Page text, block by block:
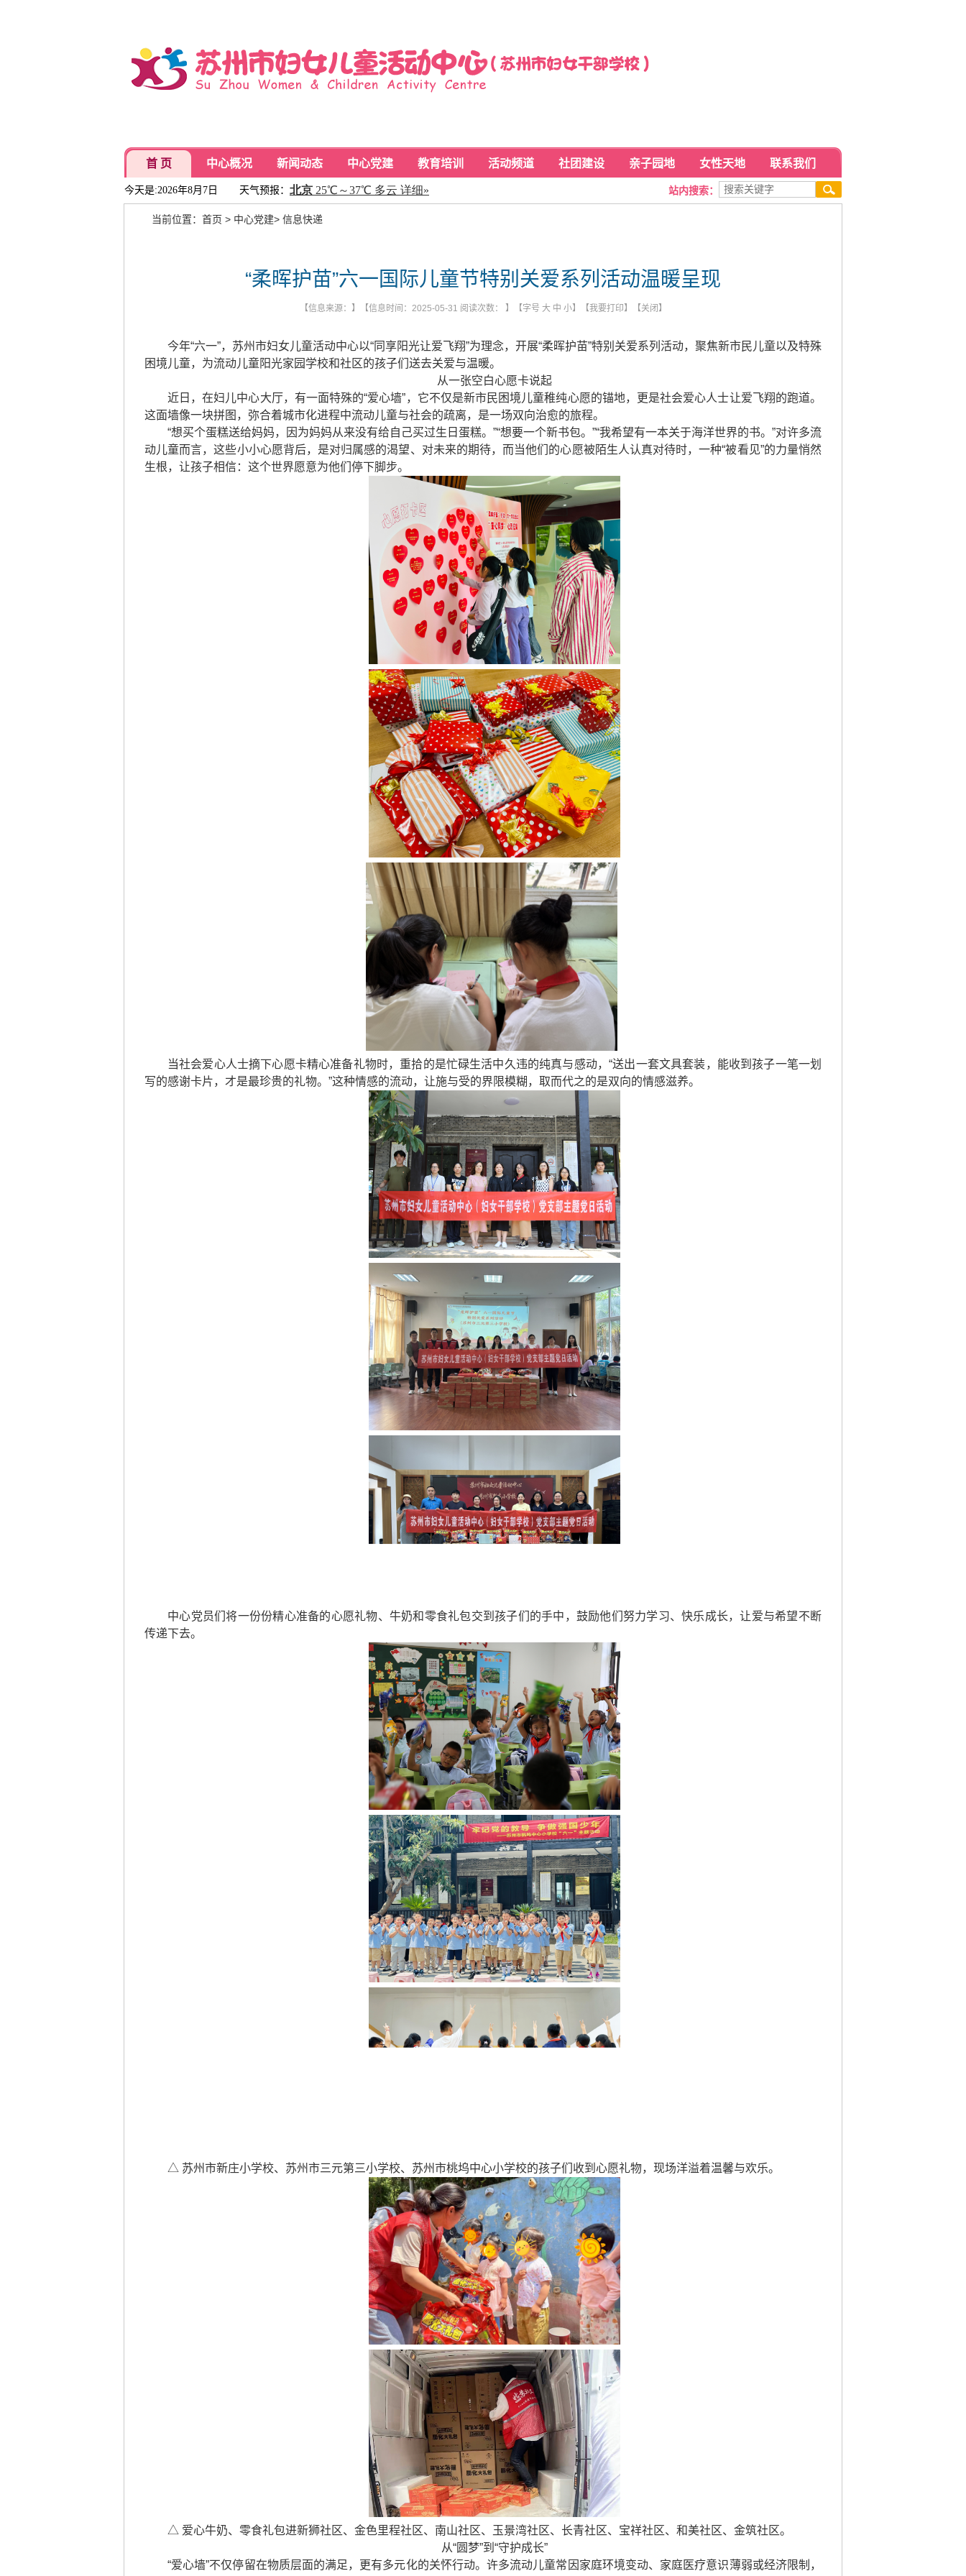
首 页 中心概况 新闻动态 中心党建 教育培训 活动频道 社团建设 亲子园地 女性天地 联系我们
今天是:2026年8月7日 站内搜索：
天气预报：
当前位置： 首页 > 中心党建> 信息快递
“柔晖护苗”六一国际儿童节特别关爱系列活动温暖呈现
【信息来源：】【信息时间：2025-05-31 阅读次数： 】【字号 大 中 小】【我要打印】【关闭 】
今年“六一”，苏州市妇女儿童活动中心以“同享阳光让爱飞翔”为理念，开展“柔晖护苗”特别关爱系列活动，聚焦新市民儿童以及特殊
困境儿童，为流动儿童阳光家园学校和社区的孩子们送去关爱与温暖。
从一张空白心愿卡说起
近日，在妇儿中心大厅，有一面特殊的“爱心墙”，它不仅是新市民困境儿童稚纯心愿的锚地，更是社会爱心人士让爱飞翔的跑道。
这面墙像一块拼图，弥合着城市化进程中流动儿童与社会的疏离，是一场双向治愈的旅程。
“想买个蛋糕送给妈妈，因为妈妈从来没有给自己买过生日蛋糕。”“想要一个新书包。”“我希望有一本关于海洋世界的书。”对许多流
动儿童而言，这些小小心愿背后，是对归属感的渴望、对未来的期待，而当他们的心愿被陌生人认真对待时，一种“被看见”的力量悄然
生根，让孩子相信：这个世界愿意为他们停下脚步。
当社会爱心人士摘下心愿卡精心准备礼物时，重拾的是忙碌生活中久违的纯真与感动，“送出一套文具套装，能收到孩子一笔一划
写的感谢卡片，才是最珍贵的礼物。”这种情感的流动，让施与受的界限模糊，取而代之的是双向的情感滋养。
中心党员们将一份份精心准备的心愿礼物、牛奶和零食礼包交到孩子们的手中，鼓励他们努力学习、快乐成长，让爱与希望不断
传递下去。
△ 苏州市新庄小学校、苏州市三元第三小学校、苏州市桃坞中心小学校的孩子们收到心愿礼物，现场洋溢着温馨与欢乐。
△ 爱心牛奶、零食礼包进新狮社区、金色里程社区、南山社区、玉景湾社区、长青社区、宝祥社区、和美社区、金筑社区。
从“圆梦”到“守护成长”
“爱心墙”不仅停留在物质层面的满足，更有多元化的关怀行动。许多流动儿童常因家庭环境变动、家庭医疗意识薄弱或经济限制，